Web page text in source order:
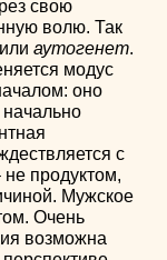
свою
волю. Так
илиаутогенет.
модус
оно
начально
с
продуктом,
Мужское
Очень
возможна